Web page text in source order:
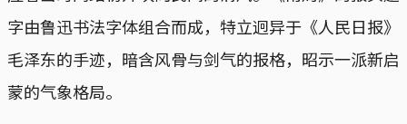
字由鲁迅书法字体组合而成，特立迥异于《人民日报》
毛泽东的手迹，暗含风骨与剑气的报格，昭示一派新启
蒙的气象格局。